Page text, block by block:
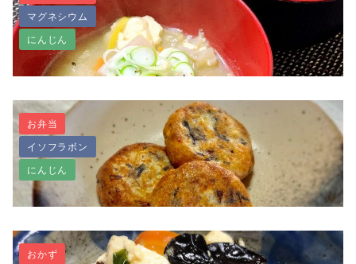
夏バテ予防に～ゴーヤチャンプル～
けんちん汁～味噌仕立て～
マグネシウム
にんじん
お弁当
イソフラボン
にんじん
おかず